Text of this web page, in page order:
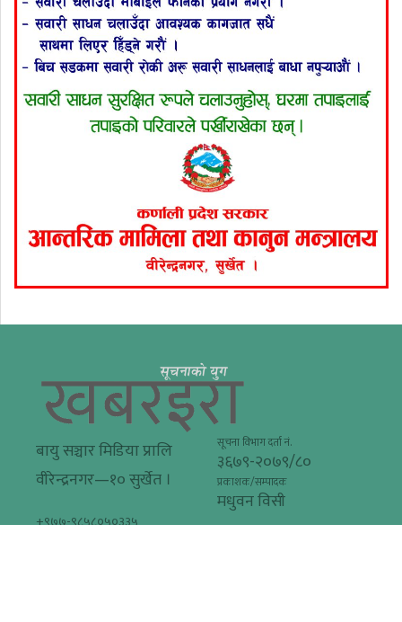
बायु सञ्चार मिडिया प्रालि
वीरेन्द्रनगर—१० सुर्खेत ।
सूचना विभाग दर्ता नं.
३६७९-२०७९/८०
प्रकाशक/सम्पादक
मधुवन विसी
+९७७-९८५८०५०३३५